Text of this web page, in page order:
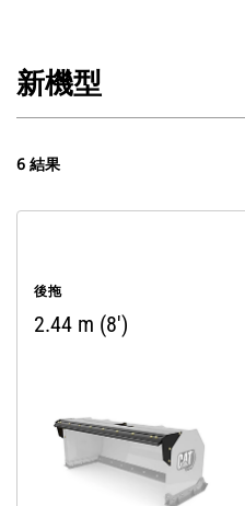
新機型
6 結果
後拖
2.44 m (8')